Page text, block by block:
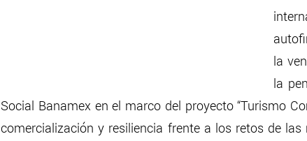
la
la
Social Banamex en el marco del proyecto “Turismo
comercialización y resiliencia frente a los retos de